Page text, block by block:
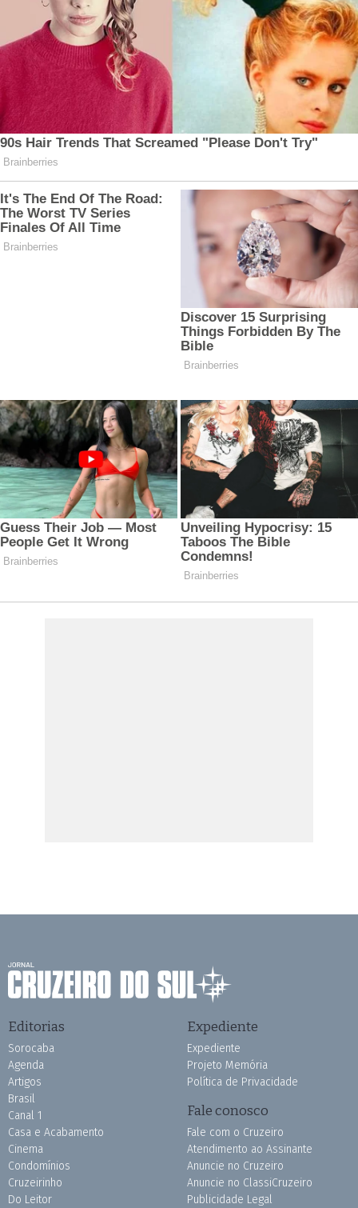
Editorias
Sorocaba
Agenda
Artigos
Brasil
Canal 1
Casa e Acabamento
Cinema
Condomínios
Cruzeirinho
Do Leitor
Expediente
Expediente
Projeto Memória
Política de Privacidade
Fale conosco
Fale com o Cruzeiro
Atendimento ao Assinante
Anuncie no Cruzeiro
Anuncie no ClassiCruzeiro
Publicidade Legal